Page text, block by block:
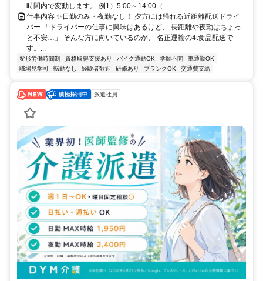
時間内で変動します。 例1）5:00～14:00（...
仕事内容 ✨日勤のみ・夜勤なし！ 夕方には帰れる近距離配送ドライ
バー 「ドライバーの仕事に興味はあるけど、 長距離や夜勤はちょっ
と不安…」 そんな方に向いているのが、 名正運輸の4t食品配送で
す。...
変形労働時間制 資格取得支援あり バイク通勤OK 学歴不問
車通勤OK
職場見学可
転勤なし 経験者歓迎 研修あり ブランクOK 交通費支給
派遣社員